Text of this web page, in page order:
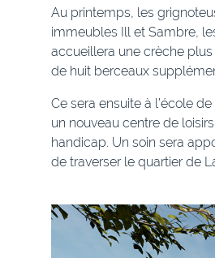
Au printemps, les
immeubles Ill et Sambre,
accueillera une crèche
de huit berceaux
Ce sera ensuite à l’école
un nouveau centre de
handicap. Un soin sera
de traverser le quartier de